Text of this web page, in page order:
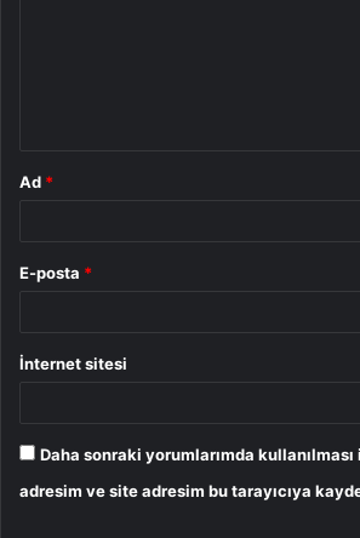
Ad *
E-posta *
İnternet sitesi
Daha sonraki yorumlarımda
adresim ve site adresim bu tarayıcıya